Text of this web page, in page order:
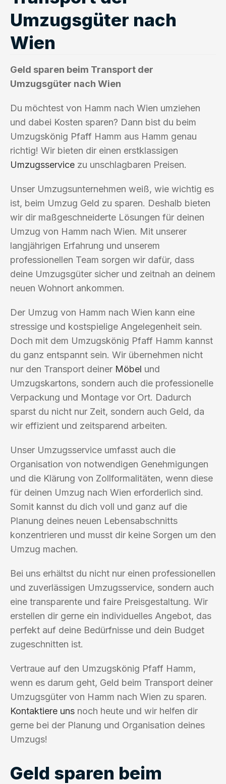
Umzugsgüter nach
Wien
Geld sparen beim Transport der
Umzugsgüter nach Wien
Du möchtest von Hamm nach Wien umziehen
und dabei Kosten sparen? Dann bist du beim
Umzugskönig Pfaff Hamm aus Hamm genau
richtig! Wir bieten dir einen erstklassigen
Umzugsservice zu unschlagbaren Preisen.
Unser Umzugsunternehmen weiß, wie wichtig es
ist, beim Umzug Geld zu sparen. Deshalb bieten
wir dir maßgeschneiderte Lösungen für deinen
Umzug von Hamm nach Wien. Mit unserer
langjährigen Erfahrung und unserem
professionellen Team sorgen wir dafür, dass
deine Umzugsgüter sicher und zeitnah an deinem
neuen Wohnort ankommen.
Der Umzug von Hamm nach Wien kann eine
stressige und kostspielige Angelegenheit sein.
Doch mit dem Umzugskönig Pfaff Hamm kannst
du ganz entspannt sein. Wir übernehmen nicht
nur den Transport deiner Möbel und
Umzugskartons, sondern auch die professionelle
Verpackung und Montage vor Ort. Dadurch
sparst du nicht nur Zeit, sondern auch Geld, da
wir effizient und zeitsparend arbeiten.
Unser Umzugsservice umfasst auch die
Organisation von notwendigen Genehmigungen
und die Klärung von Zollformalitäten, wenn diese
für deinen Umzug nach Wien erforderlich sind.
Somit kannst du dich voll und ganz auf die
Planung deines neuen Lebensabschnitts
konzentrieren und musst dir keine Sorgen um den
Umzug machen.
Bei uns erhältst du nicht nur einen professionellen
und zuverlässigen Umzugsservice, sondern auch
eine transparente und faire Preisgestaltung. Wir
erstellen dir gerne ein individuelles Angebot, das
perfekt auf deine Bedürfnisse und dein Budget
zugeschnitten ist.
Vertraue auf den Umzugskönig Pfaff Hamm,
wenn es darum geht, Geld beim Transport deiner
Umzugsgüter von Hamm nach Wien zu sparen.
Kontaktiere uns noch heute und wir helfen dir
gerne bei der Planung und Organisation deines
Umzugs!
Geld sparen beim